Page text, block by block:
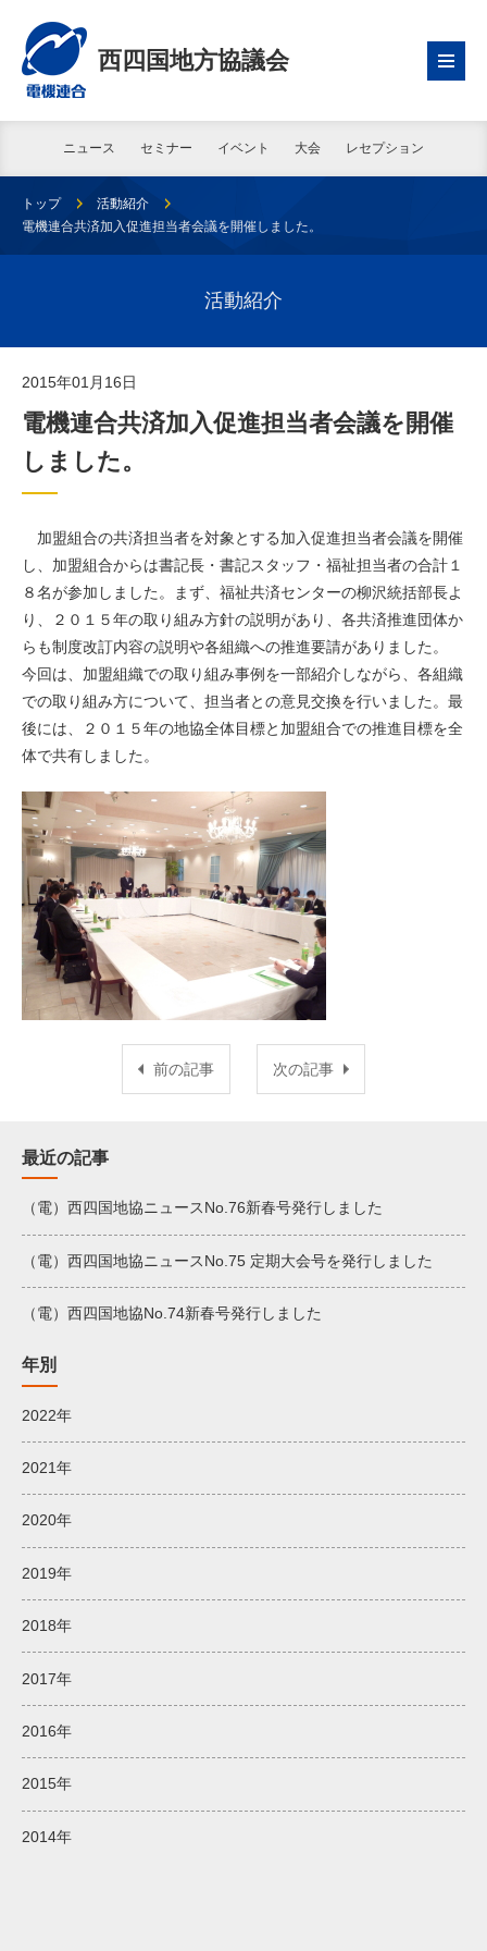
西四国地方協議会
ニュース セミナー イベント 大会 レセプション
トップ
活動紹介
電機連合共済加入促進担当者会議を開催しました。
活動紹介
2015年01月16日
電機連合共済加入促進担当者会議を開催
しました。
加盟組合の共済担当者を対象とする加入促進担当者会議を開催
し、加盟組合からは書記長・書記スタッフ・福祉担当者の合計１
８名が参加しました。まず、福祉共済センターの柳沢統括部長よ
り、２０１５年の取り組み方針の説明があり、各共済推進団体か
らも制度改訂内容の説明や各組織への推進要請がありました。
今回は、加盟組織での取り組み事例を一部紹介しながら、各組織
での取り組み方について、担当者との意見交換を行いました。最
後には、２０１５年の地協全体目標と加盟組合での推進目標を全
体で共有しました。
前の記事 次の記事
最近の記事
（電）西四国地協ニュースNo.76新春号発行しました
（電）西四国地協ニュースNo.75 定期大会号を発行しました
（電）西四国地協No.74新春号発行しました
年別
2022年
2021年
2020年
2019年
2018年
2017年
2016年
2015年
2014年